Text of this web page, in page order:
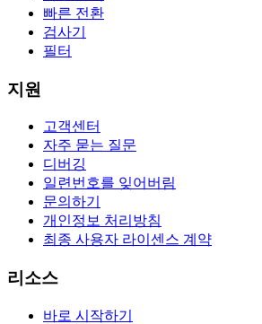
빠른 전환
검사기
필터
지원
고객센터
자주 묻는 질문
디버깅
일련번호를 잊어버림
문의하기
개인정보 처리방침
최종 사용자 라이센스 계약
리소스
바로 시작하기